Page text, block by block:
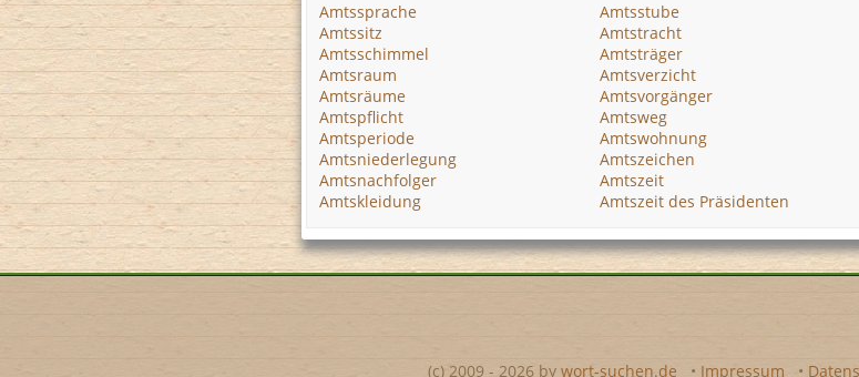
Amtssprache
Amtssitz
Amtsschimmel
Amtsraum
Amtsräume
Amtspflicht
Amtsperiode
Amtsniederlegung
Amtsnachfolger
Amtskleidung
Amtsstube
Amtstracht
Amtsträger
Amtsverzicht
Amtsvorgänger
Amtsweg
Amtswohnung
Amtszeichen
Amtszeit
Amtszeit des Präsidenten
(c) 2009 - 2026 by wort-suchen.de • Impressum •